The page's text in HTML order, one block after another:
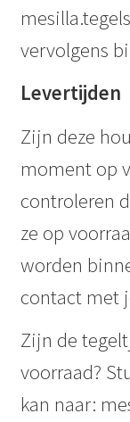
vervolgens
Levertijden
Zijn deze
moment op
controleren
ze op
worden
contact met
Zijn de
voorraad?
kan naar: